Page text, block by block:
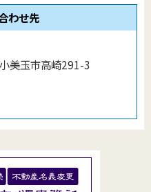
わせ先
美玉市高崎291-3